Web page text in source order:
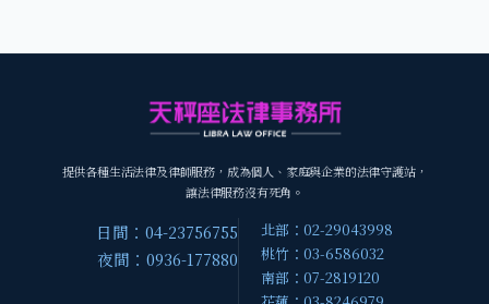
提供各種生活法律及律師服務，成為個人、家庭與企業的法律守護站，
讓法律服務沒有死角。
日間：04-23756755
夜間：0936-177880
北部：02-29043998
桃竹：03-6586032
南部：07-2819120